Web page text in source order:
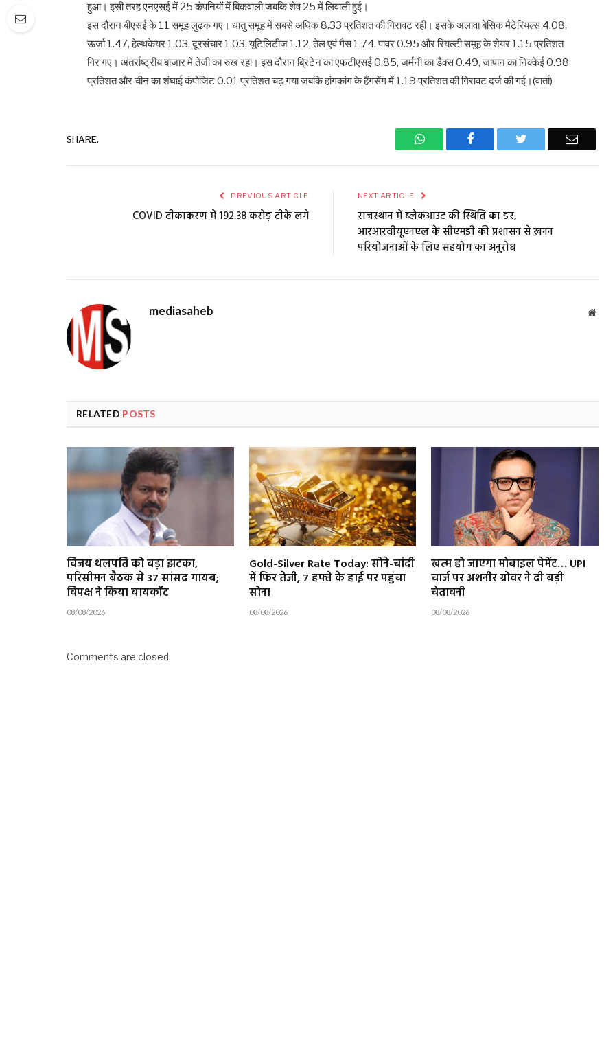
हुआ। इसी तरह एनएसई में 25 कंपनियों में बिकवाली जबकि शेष 25 में लिवाली हुई।
इस दौरान बीएसई के 11 समूह लुढ़क गए। धातु समूह में सबसे अधिक 8.33 प्रतिशत की गिरावट रही। इसके अलावा बेसिक मैटेरियल्स 4.08,
ऊर्जा 1.47, हेल्थकेयर 1.03, दूरसंचार 1.03, यूटिलिटीज 1.12, तेल एवं गैस 1.74, पावर 0.95 और रियल्टी समूह के शेयर 1.15 प्रतिशत
गिर गए। अंतर्राष्ट्रीय बाजार में तेजी का रुख रहा। इस दौरान ब्रिटेन का एफटीएसई 0.85, जर्मनी का डैक्स 0.49, जापान का निक्केई 0.98
प्रतिशत और चीन का शंघाई कंपोजिट 0.01 प्रतिशत चढ़ गया जबकि हांगकांग के हैंगसेंग में 1.19 प्रतिशत की गिरावट दर्ज की गई।(वार्ता)
SHARE. WhatsAppFacebook Twitter Email
PREVIOUS ARTICLE
COVID टीकाकरण में 192.38 करोड़ टीके लगे
NEXT ARTICLE
राजस्थान में ब्लैकआउट की स्थिति का डर,
आरआरवीयूएनएल के सीएमडी की प्रशासन से खनन
परियोजनाओं के लिए सहयोग का अनुरोध
mediasaheb
RELATED POSTS
विजय थलपति को बड़ा झटका,
परिसीमन बैठक से 37 सांसद गायब;
विपक्ष ने किया बायकॉट
08/08/2026
Gold-Silver Rate Today: सोने-चांदी
में फिर तेजी, 7 हफ्ते के हाई पर पहुंचा
सोना
08/08/2026
खत्म हो जाएगा मोबाइल पेमेंट… UPI
चार्ज पर अशनीर ग्रोवर ने दी बड़ी
चेतावनी
08/08/2026
Comments are closed.